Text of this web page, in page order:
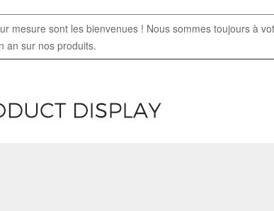
mesure sont les bienvenues ! Nous sommes toujours à
an sur nos produits.